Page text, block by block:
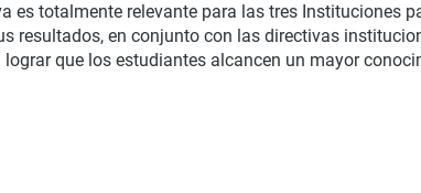
es totalmente relevante para las tres Instituciones
resultados, en conjunto con las directivas
lograr que los estudiantes alcancen un mayor